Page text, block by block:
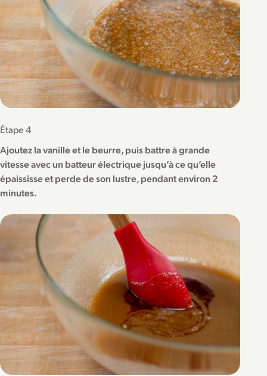
Étape 4
Ajoutez la vanille et le beurre, puis battre à grande
vitesse avec un batteur électrique jusqu’à ce qu’elle
épaississe et perde de son lustre, pendant environ 2
minutes.